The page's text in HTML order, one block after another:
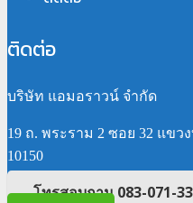
ติดต่อ
บริษัท แอมอราวน์ จำกัด
19 ถ. พระราม 2 ซอย 32 แขว
10150
โทรสอบถาม 083-071-